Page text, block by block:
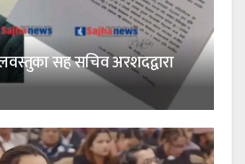
सह सचिव अरशदद्वारा